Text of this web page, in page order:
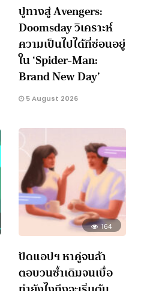
ปูทางสู่ Avengers:
Doomsday วิเคราะห์
ความเป็นไปได้ที่ซ่อนอยู่
ใน ‘Spider-Man:
Brand New Day’
5 August 2026
164
ปัดแอปฯ หาคู่จนล้า
ตอบวนซ้ำเดิมจนเบื่อ